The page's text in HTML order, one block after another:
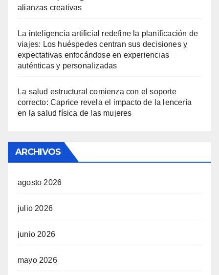
alianzas creativas
La inteligencia artificial redefine la planificación de
viajes: Los huéspedes centran sus decisiones y
expectativas enfocándose en experiencias
auténticas y personalizadas
La salud estructural comienza con el soporte
correcto: Caprice revela el impacto de la lencería
en la salud física de las mujeres
ARCHIVOS
agosto 2026
julio 2026
junio 2026
mayo 2026